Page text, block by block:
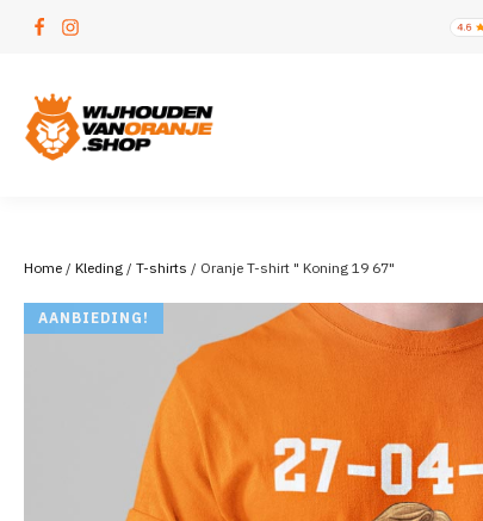
Home / Kleding / T-shirts / Oranje T-shirt " Koning 19 67"
AANBIEDING!